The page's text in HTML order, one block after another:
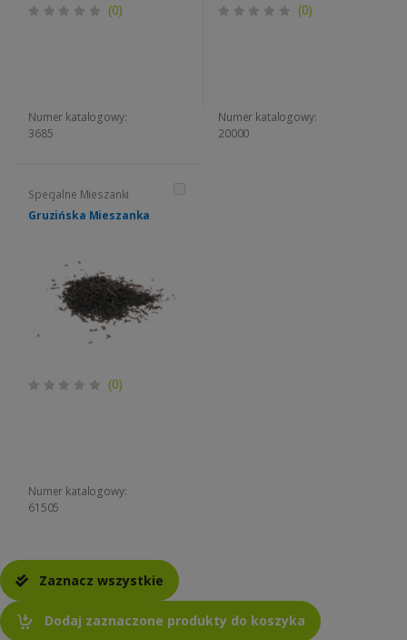
(0)
Numer katalogowy:
3685
(0)
Numer katalogowy:
20000
Specjalne Mieszanki
Gruzińska Mieszanka
(0)
Numer katalogowy:
61505
Zaznacz wszystkie
Dodaj zaznaczone produkty do koszyka